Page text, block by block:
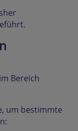
im Bereich
um bestimmte